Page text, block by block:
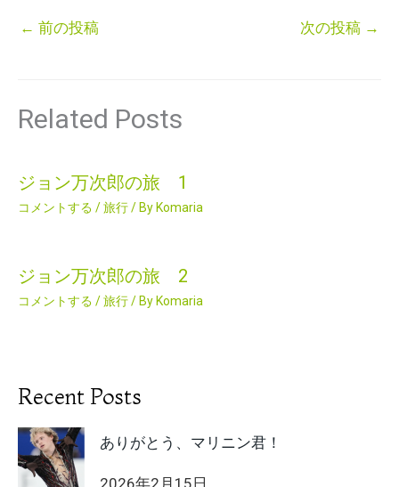
← 前の投稿 次の投稿 →
Related Posts
ジョン万次郎の旅 1
コメントする /旅行/ By Komaria
ジョン万次郎の旅 2
コメントする /旅行/ By Komaria
Recent Posts
ありがとう、マリニン君！
2026年2月15日